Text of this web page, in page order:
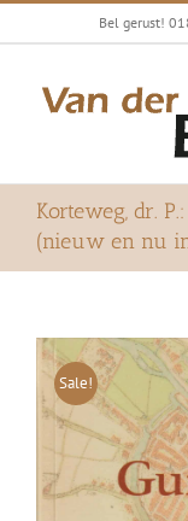
Ga
Bel gerust!
Korteweg, dr.
(nieuw en nu
Sale!